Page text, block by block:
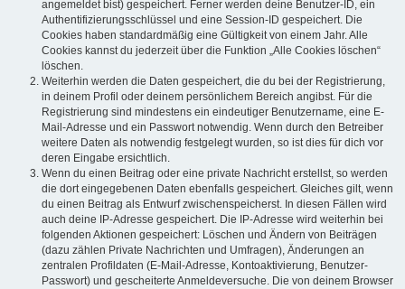
angemeldet bist) gespeichert. Ferner werden deine Benutzer-ID, ein
Authentifizierungsschlüssel und eine Session-ID gespeichert. Die
Cookies haben standardmäßig eine Gültigkeit von einem Jahr. Alle
Cookies kannst du jederzeit über die Funktion „Alle Cookies löschen“
löschen.
Weiterhin werden die Daten gespeichert, die du bei der Registrierung,
in deinem Profil oder deinem persönlichem Bereich angibst. Für die
Registrierung sind mindestens ein eindeutiger Benutzername, eine E-
Mail-Adresse und ein Passwort notwendig. Wenn durch den Betreiber
weitere Daten als notwendig festgelegt wurden, so ist dies für dich vor
deren Eingabe ersichtlich.
Wenn du einen Beitrag oder eine private Nachricht erstellst, so werden
die dort eingegebenen Daten ebenfalls gespeichert. Gleiches gilt, wenn
du einen Beitrag als Entwurf zwischenspeicherst. In diesen Fällen wird
auch deine IP-Adresse gespeichert. Die IP-Adresse wird weiterhin bei
folgenden Aktionen gespeichert: Löschen und Ändern von Beiträgen
(dazu zählen Private Nachrichten und Umfragen), Änderungen an
zentralen Profildaten (E-Mail-Adresse, Kontoaktivierung, Benutzer-
Passwort) und gescheiterte Anmeldeversuche. Die von deinem Browser